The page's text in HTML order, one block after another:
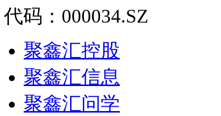
代码：000034.SZ
聚鑫汇控股
聚鑫汇信息
聚鑫汇问学